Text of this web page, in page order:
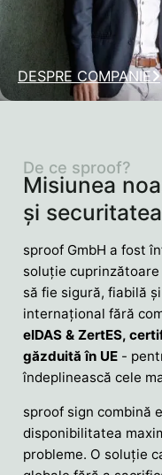
DESPRE COMPANIE
Misiunea
și
De ce sproof?
sproof GmbH a fost
soluție
să fie sigură, fiabilă
internațional fără
eIDAS & ZertES,
găzduită în UE -
îndeplinească cele
sproof sign combină
disponibilitatea
probleme. O soluție